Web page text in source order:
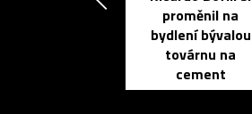
proměnil na
bydlení bývalou
továrnu na
cement